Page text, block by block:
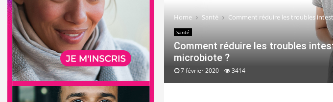
Home Santé Comment réduire les troubles
Santé
Comment réduire les troubles
microbiote ?
7 février 2020 3414